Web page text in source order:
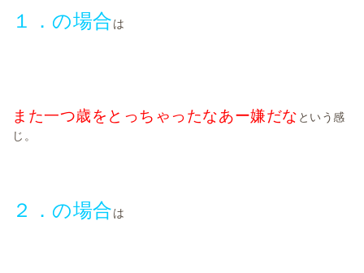
１．の場合 は
また一つ歳をとっちゃったなあー嫌だな という感
じ。
２．の場合 は